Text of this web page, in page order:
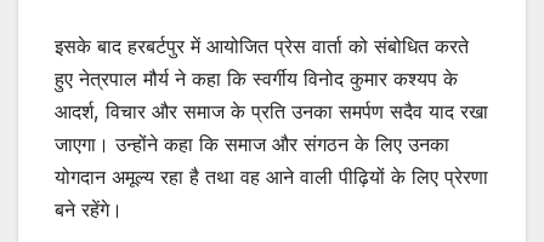
इसके बाद हरबर्टपुर में आयोजित प्रेस वार्ता को संबोधित करते
हुए नेत्रपाल मौर्य ने कहा कि स्वर्गीय विनोद कुमार कश्यप के
आदर्श, विचार और समाज के प्रति उनका समर्पण सदैव याद रखा
जाएगा। उन्होंने कहा कि समाज और संगठन के लिए उनका
योगदान अमूल्य रहा है तथा वह आने वाली पीढ़ियों के लिए प्रेरणा
बने रहेंगे।